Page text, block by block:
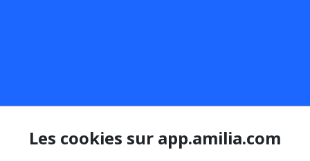
Les cookies sur app.amilia.com